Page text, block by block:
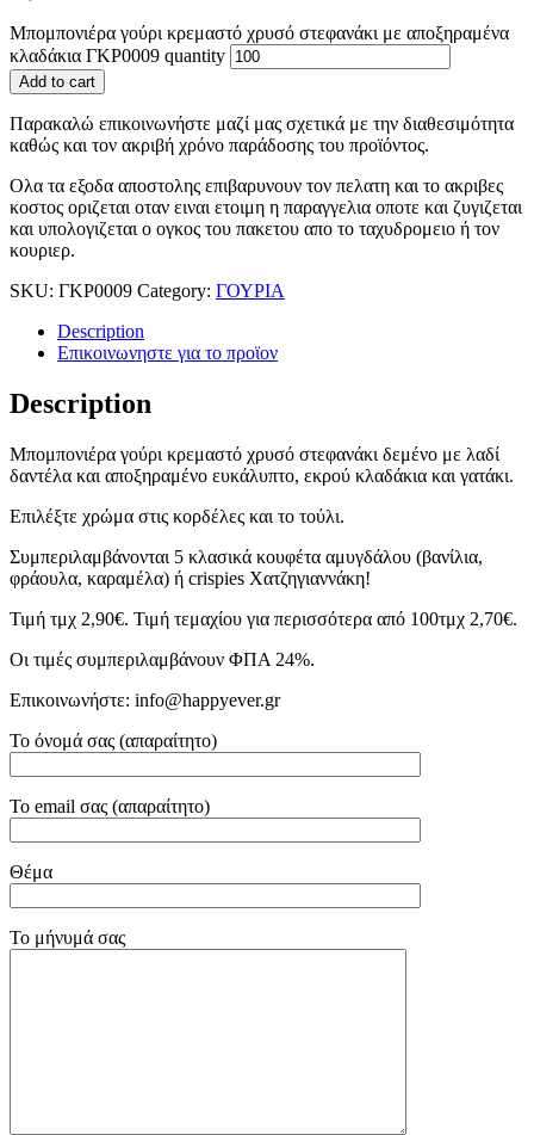
Μπομπονιέρα γούρι κρεμαστό χρυσό στεφανάκι με αποξηραμένα
κλαδάκια ΓΚΡ0009 quantity
Add to cart
Παρακαλώ επικοινωνήστε μαζί μας σχετικά με την διαθεσιμότητα
καθώς και τον ακριβή χρόνο παράδοσης του προϊόντος.
Ολα τα εξοδα αποστολης επιβαρυνουν τον πελατη και το ακριβες
κοστος οριζεται οταν ειναι ετοιμη η παραγγελια οποτε και ζυγιζεται
και υπολογιζεται ο ογκος του πακετου απο το ταχυδρομειο ή τον
κουριερ.
SKU: ΓΚΡ0009 Category: ΓΟΥΡΙΑ
Description
Επικοινωνηστε για το προϊoν
Description
Μπομπονιέρα γούρι κρεμαστό χρυσό στεφανάκι δεμένο με λαδί
δαντέλα και αποξηραμένο ευκάλυπτο, εκρού κλαδάκια και γατάκι.
Επιλέξτε χρώμα στις κορδέλες και το τούλι.
Συμπεριλαμβάνονται 5 κλασικά κουφέτα αμυγδάλου (βανίλια,
φράουλα, καραμέλα) ή crispies Χατζηγιαννάκη!
Τιμή τμχ 2,90€. Τιμή τεμαχίου για περισσότερα από 100τμχ 2,70€.
Οι τιμές συμπεριλαμβάνουν ΦΠΑ 24%.
Επικοινωνήστε: info@happyever.gr
Το όνομά σας (απαραίτητο)
Το email σας (απαραίτητο)
Θέμα
Το μήνυμά σας